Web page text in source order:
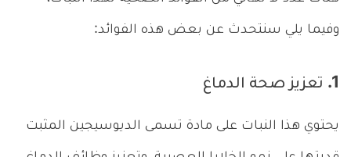
وفيما يلي سنتحدث عن بعض هذه الفوائد:
1. تعزيز صحة الدماغ
يحتوي هذا النبات على مادة تسمى الديوسيجين المثبت